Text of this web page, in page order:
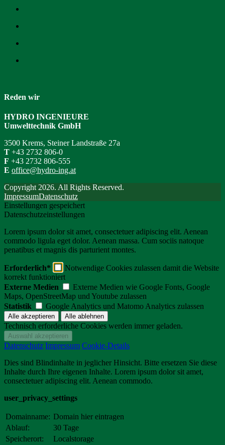
Reden wir
HYDRO INGENIEURE
Umwelttechnik GmbH
3500 Krems, Steiner Landstraße 27a
T +43 2732 806-0
F +43 2732 806-555
E office@hydro-ing.at
Copyright 2026. All Rights Reserved.
ImpressumDatenschutz
Einstellungen gespeichert
Datenschutzeinstellungen
Lorem ipsum dolor sit amet, consectetuer adipiscing elit. Aenean
commodo ligula eget dolor. Aenean massa. Cum sociis natoque
penatibus et magnis dis parturient montes.
Erforderlich*
Notwendige Cookies zulassen damit die Website
korrekt funktioniert
Externe Medien
Externe Medien wie Google Fonts, Google
Maps, OpenStreetMap und Youtube zulassen
Statistik
Google Analytics und Matomo Analytics zulassen
Technisch erforderliche Cookies werden immer geladen.
Datenschutz Impressum Cookie-Details
Dies sind Blindinhalte in jeglicher Hinsicht. Bitte ersetzen Sie diese
Inhalte durch Ihre eigenen Inhalte. Lorem ipsum dolor sit amet,
consectetuer adipiscing elit. Aenean commodo.
user_privacy_settings
Domainname: Domain hier eintragen
Ablauf:
30 Tage
Speicherort:
Localstorage